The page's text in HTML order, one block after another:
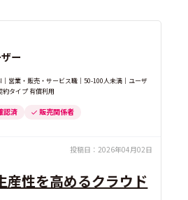
ー
｜営業・販売・サービス職｜50-100人未満｜ユーザ
約タイプ 有償利用
認済 販売関係者
投稿日： 2026年04月02日
産性を高めるクラウド